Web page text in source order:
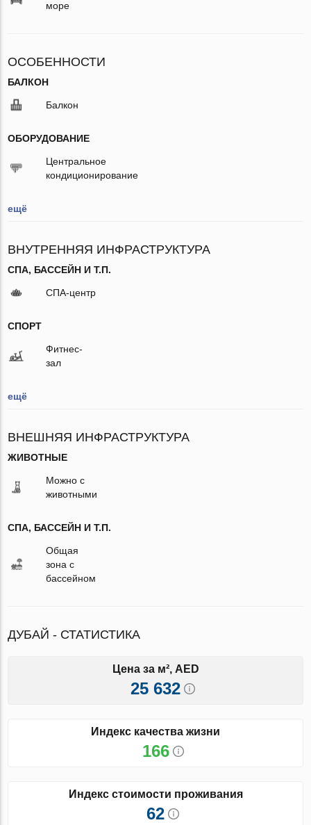
море
ОСОБЕННОСТИ
БАЛКОН
Балкон
ОБОРУДОВАНИЕ
Центральное
кондиционирование
ещё
ВНУТРЕННЯЯ ИНФРАСТРУКТУРА
СПА, БАССЕЙН И Т.П.
СПА-центр
СПОРТ
Фитнес-
зал
ещё
ВНЕШНЯЯ ИНФРАСТРУКТУРА
ЖИВОТНЫЕ
Можно с
животными
СПА, БАССЕЙН И Т.П.
Общая
зона с
бассейном
ДУБАЙ - СТАТИСТИКА
Цена за м², AED
25 632
Индекс качества жизни
166
Индекс стоимости проживания
62